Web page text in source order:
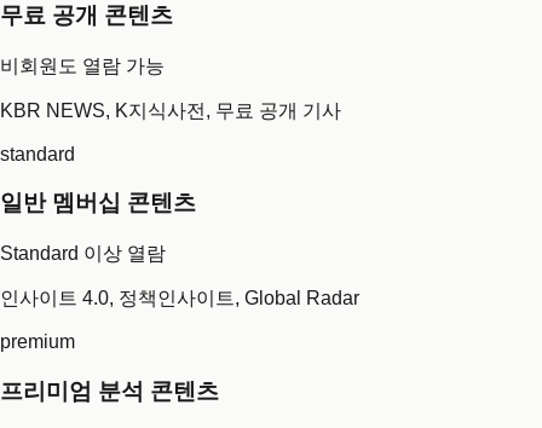
무료 공개 콘텐츠
비회원도 열람 가능
KBR NEWS, K지식사전, 무료 공개 기사
standard
일반 멤버십 콘텐츠
Standard 이상 열람
인사이트 4.0, 정책인사이트, Global Radar
premium
프리미엄 분석 콘텐츠